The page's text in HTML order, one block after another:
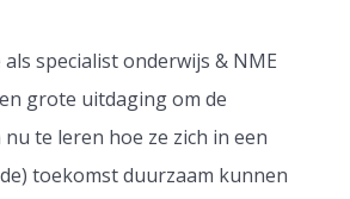
specialist onderwijs & NME
grote uitdaging om de
te leren hoe ze zich in een
toekomst duurzaam kunnen